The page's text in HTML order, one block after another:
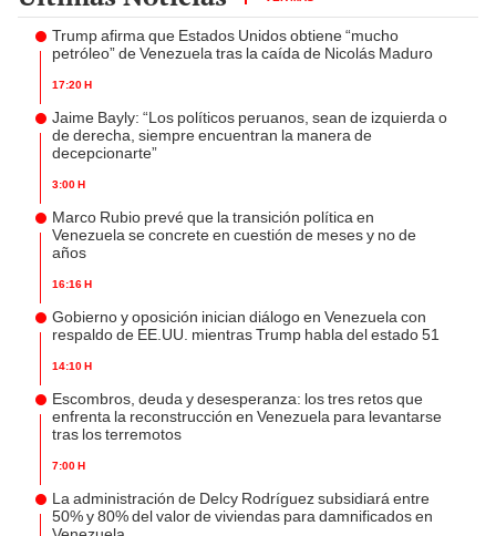
Trump afirma que Estados Unidos obtiene “mucho
petróleo” de Venezuela tras la caída de Nicolás Maduro
17:20 h
Jaime Bayly: “Los políticos peruanos, sean de izquierda o
de derecha, siempre encuentran la manera de
decepcionarte”
3:00 h
Marco Rubio prevé que la transición política en
Venezuela se concrete en cuestión de meses y no de
años
16:16 h
Gobierno y oposición inician diálogo en Venezuela con
respaldo de EE.UU. mientras Trump habla del estado 51
14:10 h
Escombros, deuda y desesperanza: los tres retos que
enfrenta la reconstrucción en Venezuela para levantarse
tras los terremotos
7:00 h
La administración de Delcy Rodríguez subsidiará entre
50% y 80% del valor de viviendas para damnificados en